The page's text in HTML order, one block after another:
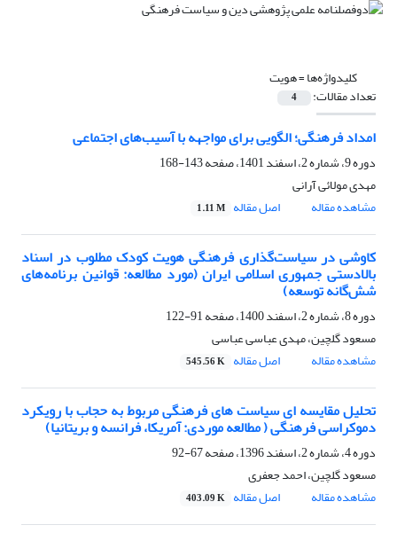
کلیدواژه‌ها =هویت
تعداد مقالات: 4
امداد فرهنگی؛ الگویی برای مواجهه با آسیب‌های اجتماعی
دوره 9، شماره 2، اسفند 1401، صفحه
143-168
مهدی مولائی آرانی
مشاهده مقاله
اصل مقاله 1.11 M
کاوشی در سیاست‌گذاری فرهنگی هویت کودک مطلوب در اسناد
بالادستی جمهوری اسلامی ایران (مورد مطالعه: قوانین برنامه‌های
شش‌گانه توسعه)
دوره 8، شماره 2، اسفند 1400، صفحه
91-122
مسعود گلچین، مهدی عباسی عباسی
مشاهده مقاله
اصل مقاله 545.56 K
تحلیل مقایسه ای سیاست های فرهنگی مربوط به حجاب با رویکرد
دموکراسی فرهنگی ( مطالعه موردی: آمریکا، فرانسه و بریتانیا)
دوره 4، شماره 2، اسفند 1396، صفحه
67-92
مسعود گلچین، احمد جعفری
مشاهده مقاله
اصل مقاله 403.09 K